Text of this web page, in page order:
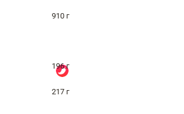
910 г
196 г
217 г